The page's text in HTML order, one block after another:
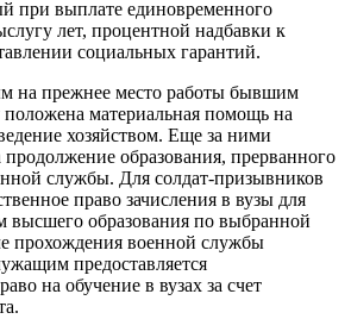
при выплате единовременного
лет, процентной надбавки к
социальных гарантий.
на прежнее место работы бывшим
материальная помощь на
хозяйством. Еще за ними
продолжение образования, прерванного
службы. Для солдат-призывников
право зачисления в вузы для
высшего образования по выбранной
прохождения военной службы
предоставляется
на обучение в вузах за счет